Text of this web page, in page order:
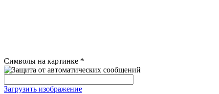
Символы на картинке *
Загрузить изображение